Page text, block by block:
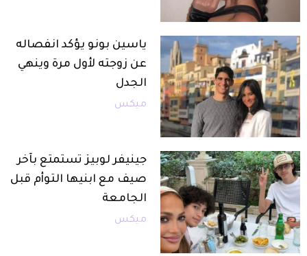
ياسين بونو يؤكد انفصاله
عن زوجته لأول مرة وينهي
الجدل
ميكس
جينيفر لوبيز تستمتع بآخر
صيف مع ابنيها التوأم قبل
الجامعة
ميكس